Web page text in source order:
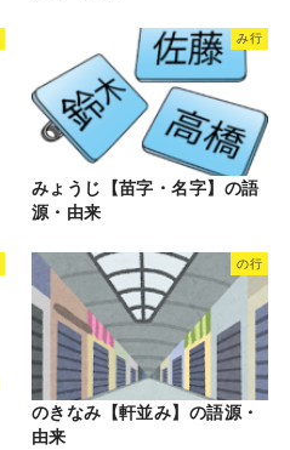
み行
みょうじ【苗字・名字】の語
源・由来
の行
のきなみ【軒並み】の語源・
由来